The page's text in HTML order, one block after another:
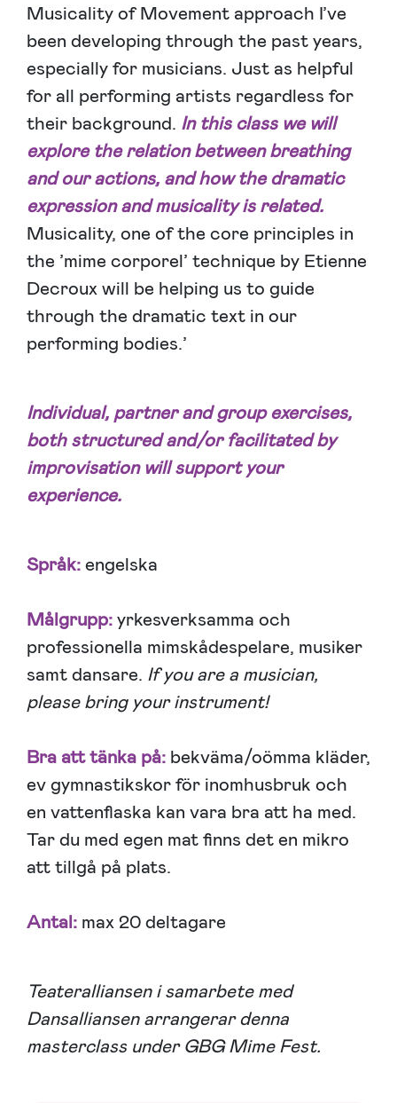
Musicality of Movement approach I’ve
been developing through the past years,
especially for musicians. Just as helpful
for all performing artists regardless for
their background. In this class we will
explore the relation between breathing
and our actions, and how the dramatic
expression and musicality is related.
Musicality, one of the core principles in
the ’mime corporel’ technique by Etienne
Decroux will be helping us to guide
through the dramatic text in our
performing bodies.’
Individual, partner and group exercises,
both structured and/or facilitated by
improvisation will support your
experience.
Språk:engelska
Målgrupp:yrkesverksamma och
professionella mimskådespelare, musiker
samt dansare. If you are a musician,
please bring your instrument!
Bra att tänka på: bekväma/oömma kläder,
ev gymnastikskor för inomhusbruk och
en vattenflaska kan vara bra att ha med.
Tar du med egen mat finns det en mikro
att tillgå på plats.
Antal: max 20 deltagare
Teateralliansen i samarbete med
Dansalliansen arrangerar denna
masterclass under GBG Mime Fest.